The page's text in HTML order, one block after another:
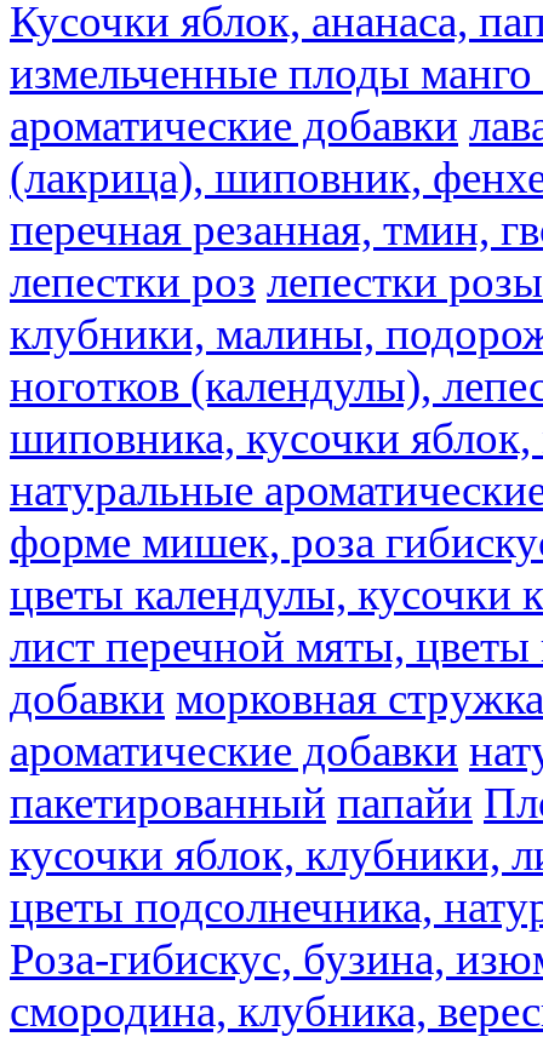
Кусочки яблок, ананаса,
измельченные плоды
ароматические добавки
(лакрица), шиповник,
перечная резанная, тмин,
лепестки роз лепестки розы
клубники, малины,
ноготков (календулы),
шиповника, кусочки
натуральные
форме мишек, роза
цветы календулы, кусочки
лист перечной мяты,
добавки морковная стружка
ароматические добавки
пакетированный папайи
кусочки яблок, клубники,
цветы подсолнечника,
Роза-гибискус, бузина,
смородина, клубника,